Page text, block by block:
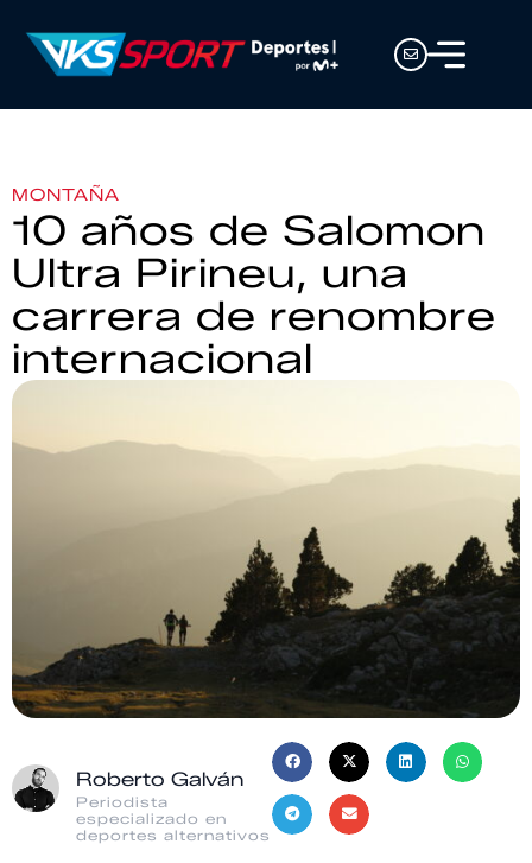
MONTAÑA
10 años de Salomon
Ultra Pirineu, una
carrera de renombre
internacional
Roberto Galván
Periodista
especializado en
deportes alternativos